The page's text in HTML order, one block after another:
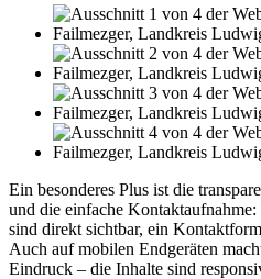
Ein besonderes Plus ist die
und die einfache
sind direkt sichtbar, ein
Auch auf mobilen Endgeräten
Eindruck – die Inhalte sind